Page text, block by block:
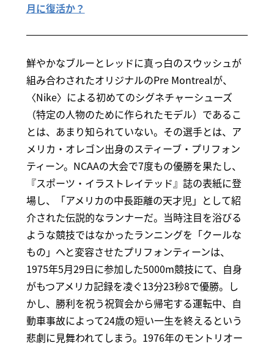
月に復活か？
鮮やかなブルーとレッドに真っ白のスウッシュが
組み合わされたオリジナルのPre Montrealが、
〈Nike〉による初めてのシグネチャーシューズ
（特定の人物のために作られたモデル）であるこ
とは、あまり知られていない。その選手とは、ア
メリカ・オレゴン出身のスティーブ・プリフォン
ティーン。NCAAの大会で7度もの優勝を果たし、
『スポーツ・イラストレイテッド』誌の表紙に登
場し、「アメリカの中長距離の天才児」として紹
介された伝説的なランナーだ。当時注目を浴びる
ような競技ではなかったランニングを「クールな
もの」へと変容させたプリフォンティーンは、
1975年5月29日に参加した5000m競技にて、自身
がもつアメリカ記録を凌ぐ13分23秒8で優勝。し
かし、勝利を祝う祝賀会から帰宅する運転中、自
動車事故によって24歳の短い一生を終えるという
悲劇に見舞われてしまう。1976年のモントリオー